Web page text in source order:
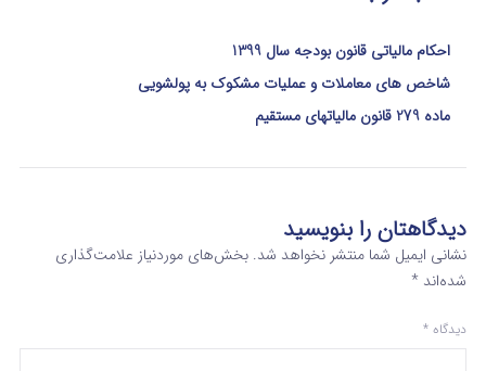
احکام مالیاتی قانون بودجه سال 1399
شاخص های معاملات و عملیات مشکوک به پولشویی
ماده 279 قانون مالیاتهای مستقیم
دیدگاهتان را بنویسید
نشانی ایمیل شما منتشر نخواهد شد. بخش‌های موردنیاز علامت‌گذاری
شده‌اند *
دیدگاه *